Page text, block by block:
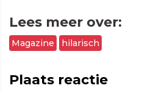
Lees meer over:
Magazine hilarisch
Plaats reactie